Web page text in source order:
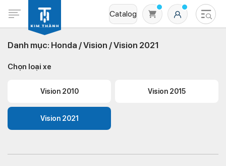
Catalog
Danh mục: Honda /Vision /Vision 2021
Chọn loại xe
Vision 2010 Vision 2015
Vision 2021